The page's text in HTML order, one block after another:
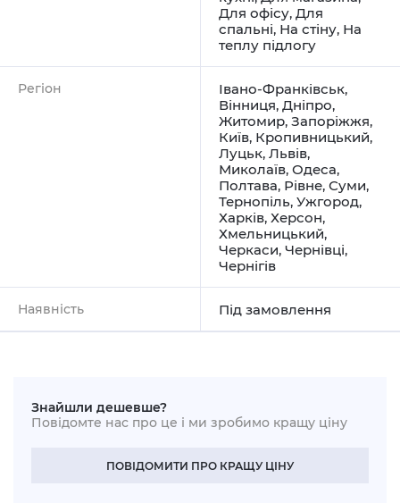
Для офісу, Для
спальні, На стіну, На
теплу підлогу
Регіон Івано-Франківськ,
Вінниця, Дніпро,
Житомир, Запоріжжя,
Київ, Кропивницький,
Луцьк, Львів,
Миколаїв, Одеса,
Полтава, Рівне, Суми,
Тернопіль, Ужгород,
Харків, Херсон,
Хмельницький,
Черкаси, Чернівці,
Чернігів
Наявність Під замовлення
Знайшли дешевше?
Повідомте нас про це і ми зробимо кращу ціну
ПОВІДОМИТИ ПРО КРАЩУ ЦІНУ